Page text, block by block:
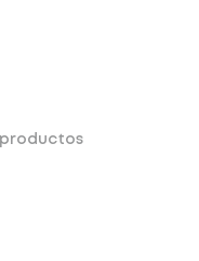
productos